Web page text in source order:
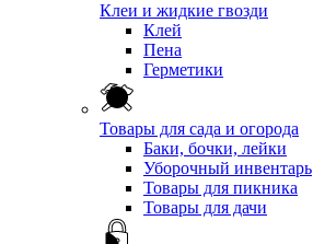
Клеи и жидкие гвозди
Клей
Пена
Герметики
Товары для сада и огорода
Баки, бочки, лейки
Уборочный инвентарь
Товары для пикника
Товары для дачи